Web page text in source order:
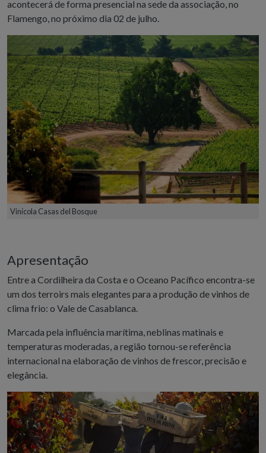
acontecerá de forma presencial na sede da associação, no
Flamengo, no próximo dia 02 de julho.
Vinícola Casas del Bosque
Apresentação
Entre a Cordilheira da Costa e o Oceano Pacífico encontra-se
um dos terroirs mais elegantes para a produção de vinhos de
clima frio: o Vale de Casablanca.
Marcada pela influência marítima, neblinas matinais e
temperaturas moderadas, a região tornou-se referência
internacional na elaboração de vinhos de frescor, precisão e
elegância.